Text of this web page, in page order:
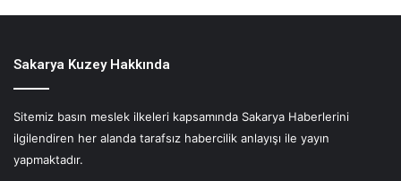
Sakarya Kuzey Hakkında
Sitemiz basın meslek ilkeleri kapsamında Sakarya Haberlerini
ilgilendiren her alanda tarafsız habercilik anlayışı ile yayın
yapmaktadır.